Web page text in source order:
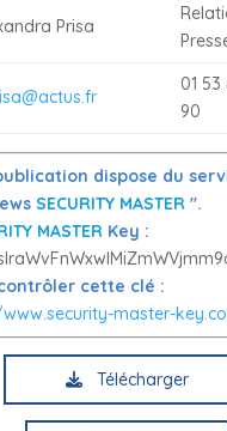
Prisa
01 53
90
dispose du
SECURITY MASTER".
MASTERKey :
cette clé :
master-
Télécharger